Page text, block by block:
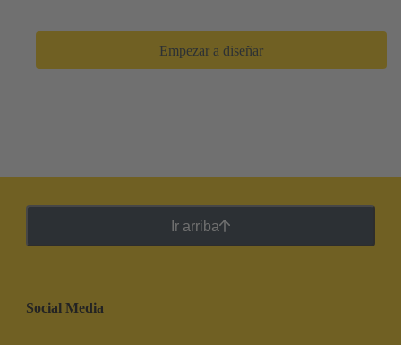
Empezar a diseñar
Ir arriba
Social Media